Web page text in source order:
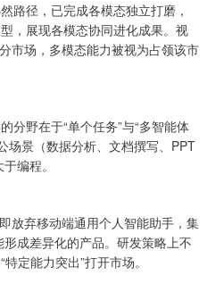
路径，已完成各模态独立打磨，
，展现各模态协同进化成果。视
市场，多模态能力被视为占领该市
分野在于“单个任务”与“多智能体
场景（数据分析、文档撰写、PPT
编程。
放弃移动端通用个人智能助手，集
成差异化的产品。研发策略上不
定能力突出”打开市场。